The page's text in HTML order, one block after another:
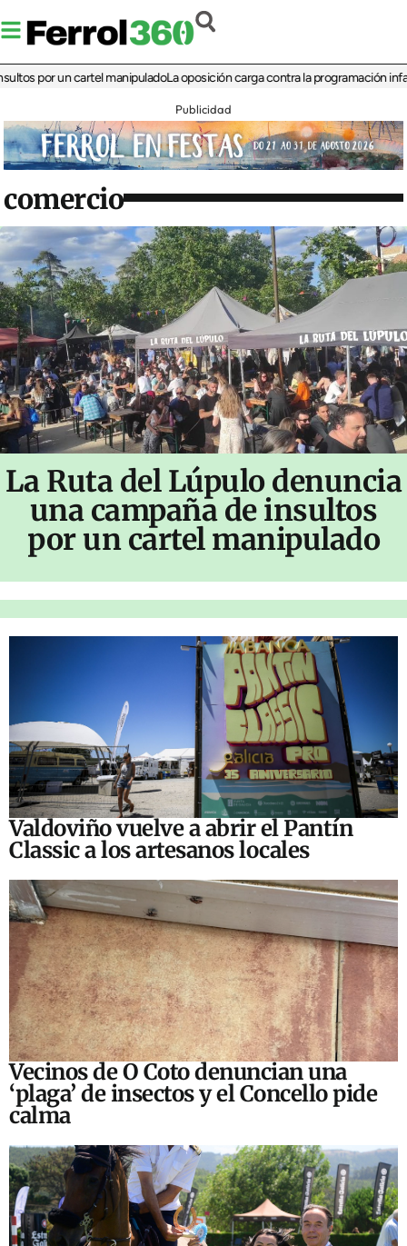
por un cartel manipuladoLa oposición carga contra la programación infantil
Publicidad
comercio
La Ruta del Lúpulo denuncia
una campaña de insultos
por un cartel manipulado
Valdoviño vuelve a abrir el Pantín
Classic a los artesanos locales
Vecinos de O Coto denuncian una
‘plaga’ de insectos y el Concello pide
calma